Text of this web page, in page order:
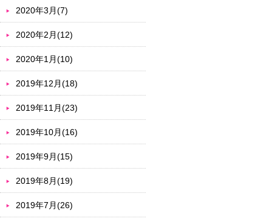
2020年3月(7)
2020年2月(12)
2020年1月(10)
2019年12月(18)
2019年11月(23)
2019年10月(16)
2019年9月(15)
2019年8月(19)
2019年7月(26)